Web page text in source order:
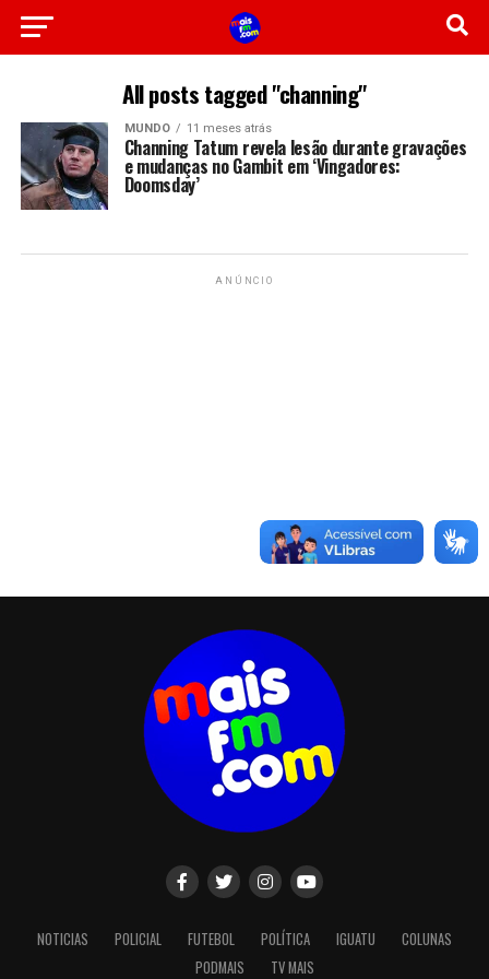
All posts tagged "channing"
MUNDO 11 meses atrás
Channing Tatum revela lesão durante gravações
e mudanças no Gambit em ‘Vingadores:
Doomsday’
ANÚNCIO
NOTICIAS POLICIAL FUTEBOL POLÍTICA IGUATU
COLUNAS
PODMAIS
TV MAIS